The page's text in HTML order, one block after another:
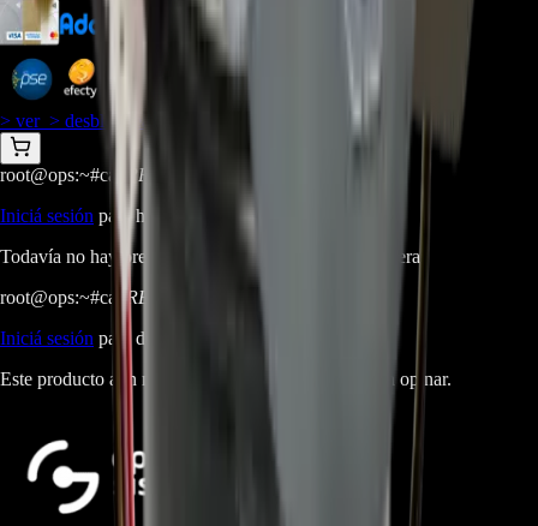
$
237.093
> ver_ > desbloquear oferta_
root@ops:~#cat PREGUNTAS
Iniciá sesión para hacer una pregunta.
Todavía no hay preguntas respondidas. Hacé la primera.
root@ops:~#catRESEÑAS
Iniciá sesión para dejar una reseña.
Este producto aún no tiene reseñas. Sé el primero en opinar.